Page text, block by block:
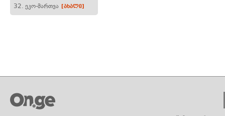
32. ეკო-მართვა [ახალი]